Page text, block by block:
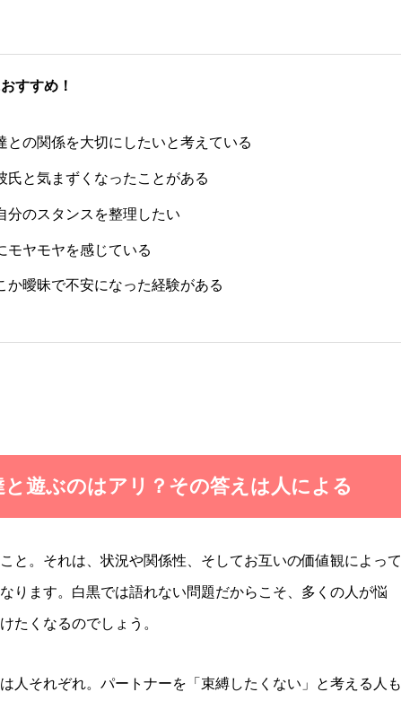
すすめ！
との関係を大切にしたいと考えている
氏と気まずくなったことがある
分のスタンスを整理したい
モヤモヤを感じている
か曖昧で不安になった経験がある
遊ぶのはアリ？その答えは人による
と。それは、状況や関係性、そしてお互いの価値観によって
ります。白黒では語れない問題だからこそ、多くの人が悩
たくなるのでしょう。
人それぞれ。パートナーを「束縛したくない」と考える人も